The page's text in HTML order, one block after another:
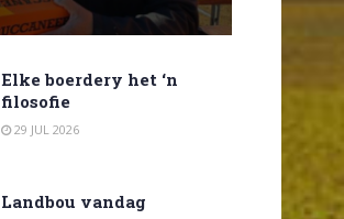
Elke boerdery het ‘n
filosofie
29 JUL 2026
Landbou vandag